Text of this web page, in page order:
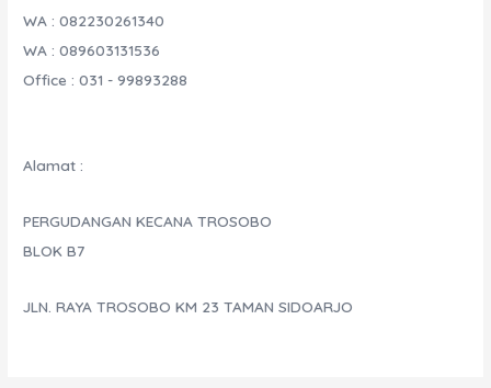
WA : 082230261340
WA : 089603131536
Office : 031 - 99893288
Alamat :
PERGUDANGAN KECANA TROSOBO
BLOK B7
JLN. RAYA TROSOBO KM 23 TAMAN SIDOARJO